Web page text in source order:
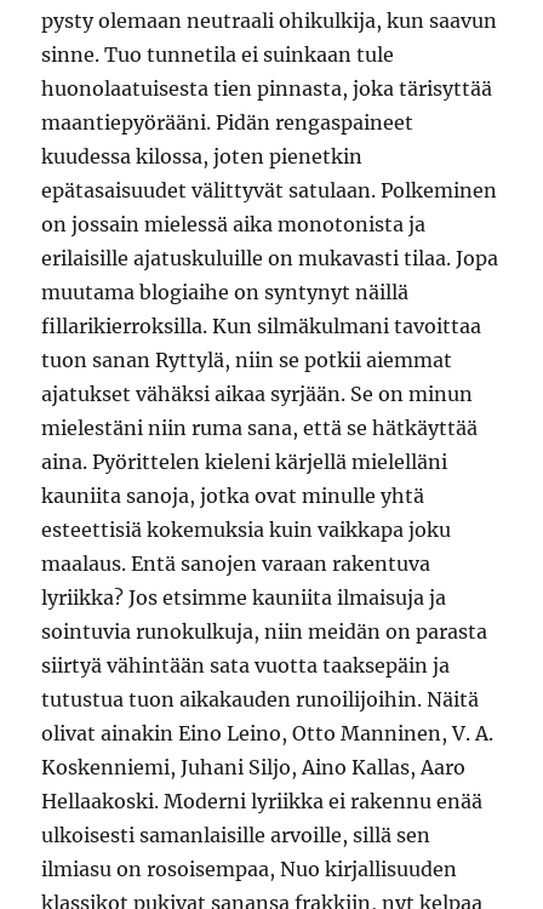
pysty olemaan neutraali ohikulkija, kun saavun
sinne. Tuo tunnetila ei suinkaan tule
huonolaatuisesta tien pinnasta, joka tärisyttää
maantiepyörääni. Pidän rengaspaineet
kuudessa kilossa, joten pienetkin
epätasaisuudet välittyvät satulaan. Polkeminen
on jossain mielessä aika monotonista ja
erilaisille ajatuskuluille on mukavasti tilaa. Jopa
muutama blogiaihe on syntynyt näillä
fillarikierroksilla. Kun silmäkulmani tavoittaa
tuon sanan Ryttylä, niin se potkii aiemmat
ajatukset vähäksi aikaa syrjään. Se on minun
mielestäni niin ruma sana, että se hätkäyttää
aina. Pyörittelen kieleni kärjellä mielelläni
kauniita sanoja, jotka ovat minulle yhtä
esteettisiä kokemuksia kuin vaikkapa joku
maalaus. Entä sanojen varaan rakentuva
lyriikka? Jos etsimme kauniita ilmaisuja ja
sointuvia runokulkuja, niin meidän on parasta
siirtyä vähintään sata vuotta taaksepäin ja
tutustua tuon aikakauden runoilijoihin. Näitä
olivat ainakin Eino Leino, Otto Manninen, V. A.
Koskenniemi, Juhani Siljo, Aino Kallas, Aaro
Hellaakoski. Moderni lyriikka ei rakennu enää
ulkoisesti samanlaisille arvoille, sillä sen
ilmiasu on rosoisempaa, Nuo kirjallisuuden
klassikot pukivat sanansa frakkiin, nyt kelpaa